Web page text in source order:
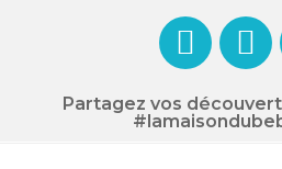
Partagez vos